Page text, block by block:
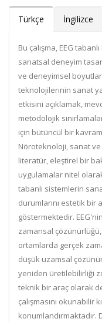
Türkçe İngilizce
Bu çalışma, EEG
sanatsal deneyim
ve deneyimsel
teknolojilerinin sanat
etkisini açıklamak,
metodolojik
için bütüncül bir
Nöroteknoloji, sanat ve
literatür, eleştirel bir
uygulamalar nitel
tabanlı sistemlerin
durumlarını estetik
göstermektedir.
zamansal
ortamlarda gerçek
düşük uzamsal
yeniden üretilebilirliği
teknik bir araç olarak
çalışmasını
konumlandırmaktadır.